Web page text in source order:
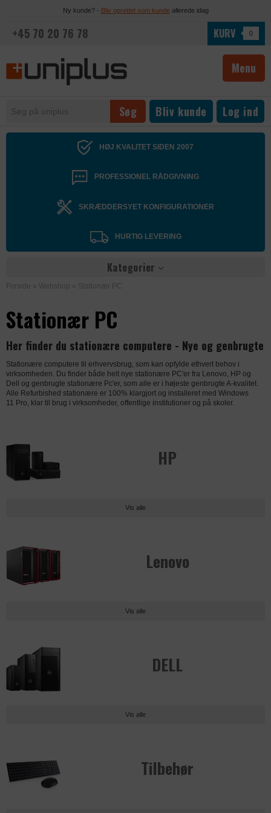
Ny kunde? - Bliv oprettet som kundeallerede idag
+45 70 20 76 78 KURV 0
Menu
Bliv kunde Log ind
HØJ KVALITET SIDEN 2007
PROFESSIONEL RÅDGIVNING
SKRÆDDERSYET KONFIGURATIONER
HURTIG LEVERING
Kategorier
Forside » Webshop » Stationær PC
Stationær PC
Her finder du stationære computere - Nye og genbrugte
Stationære computere til erhvervsbrug, som kan opfylde ethvert behov i
virksomheden. Du finder både helt nye stationære PC'er fra Lenovo, HP og
Dell og genbrugte stationære Pc'er, som alle er i højeste genbrugte A-kvalitet.
Alle Refurbished stationære er 100% klargjort og installeret med Windows
11 Pro, klar til brug i virksomheder, offentlige institutioner og på skoler.
HP
Vis alle
Lenovo
Vis alle
DELL
Vis alle
Tilbehør